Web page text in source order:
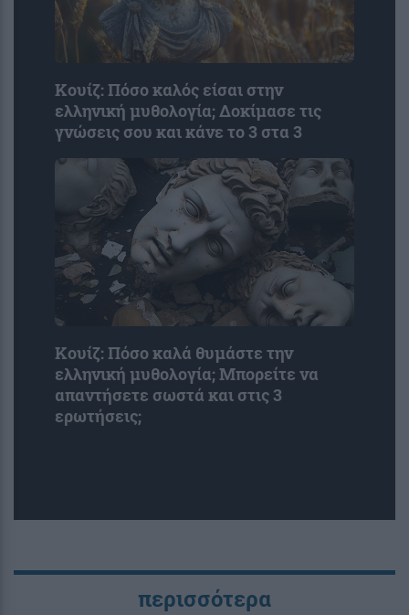
Κουίζ: Πόσο καλός είσαι στην
ελληνική μυθολογία; Δοκίμασε τις
γνώσεις σου και κάνε το 3 στα 3
Κουίζ: Πόσο καλά θυμάστε την
ελληνική μυθολογία; Μπορείτε να
απαντήσετε σωστά και στις 3
ερωτήσεις;
περισσότερα